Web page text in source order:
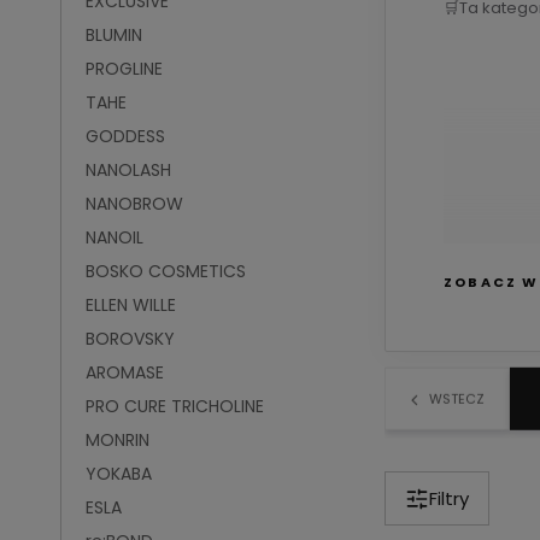
BLUMIN
PROGLINE
TAHE
GODDESS
NANOLASH
NANOBROW
NANOIL
BOSKO COSMETICS
ELLEN WILLE
BOROVSKY
AROMASE
PRO CURE TRICHOLINE
MONRIN
YOKABA
ESLA
🛒Ta
ZOBACZ
WSTECZ
Filtry